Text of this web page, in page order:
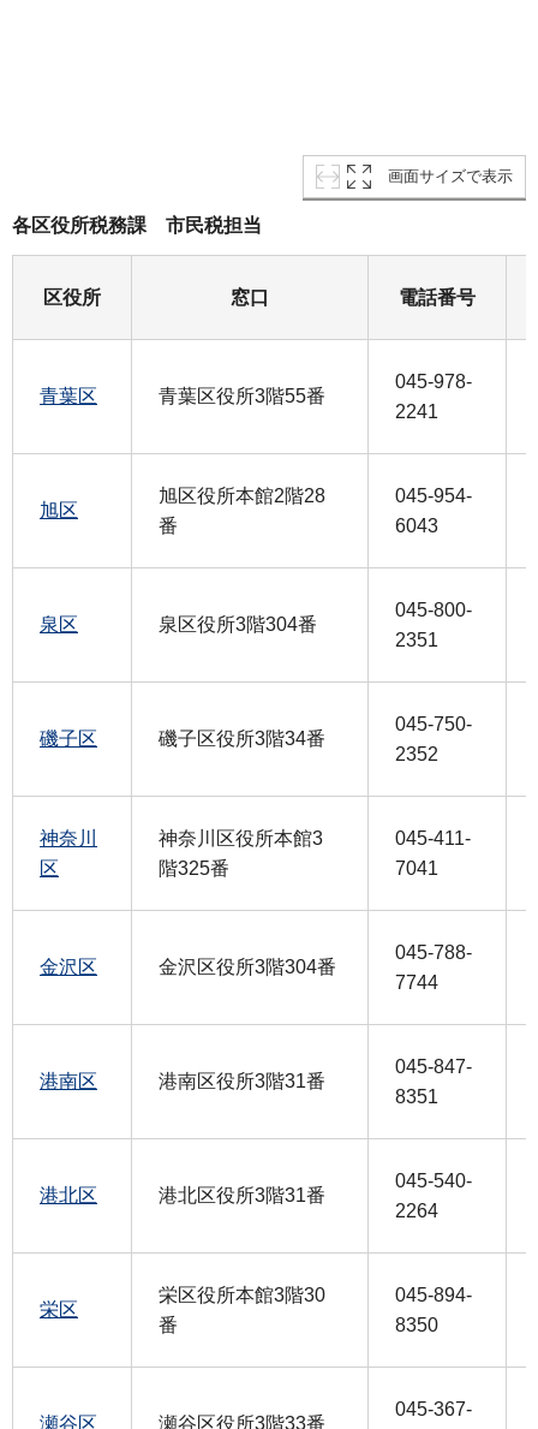
画面サイズで表示
各区役所税務課 市民税担当
区役所 窓口 電話番号
青葉区 青葉区役所3階55番
045-978-
2241
旭区
旭区役所本館2階28
番
045-954-
6043
泉区 泉区役所3階304番
045-800-
2351
磯子区 磯子区役所3階34番
045-750-
2352
神奈川
区
神奈川区役所本館3
階325番
045-411-
7041
金沢区 金沢区役所3階304番
045-788-
7744
港南区 港南区役所3階31番
045-847-
8351
港北区 港北区役所3階31番
045-540-
2264
栄区
栄区役所本館3階30
番
045-894-
8350
瀬谷区 瀬谷区役所3階33番
045-367-